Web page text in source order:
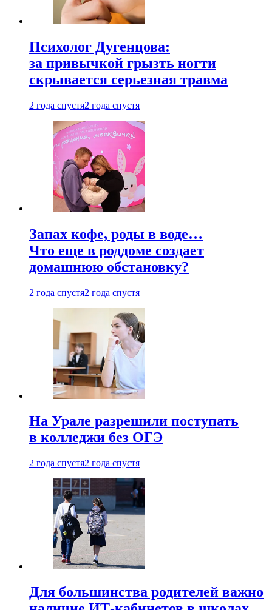
Психолог Дугенцова:
за привычкой грызть ногти
скрывается серьезная травма
2 года спустя2 года спустя
Запах кофе, роды в воде…
Что еще в роддоме создает
домашнюю обстановку?
2 года спустя2 года спустя
На Урале разрешили поступать
в колледжи без ОГЭ
2 года спустя2 года спустя
Для большинства родителей важно